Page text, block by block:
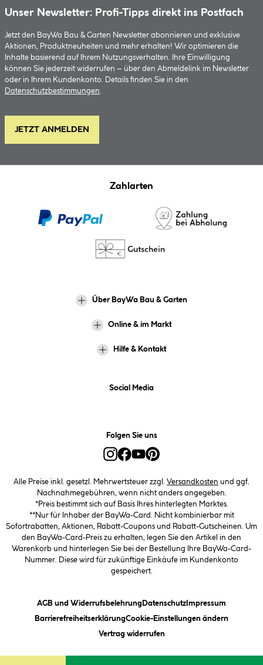
Unser Newsletter: Profi-Tipps direkt ins Postfach
Jetzt den BayWa Bau & Garten Newsletter abonnieren und exklusive
Aktionen, Produktneuheiten und mehr erhalten! Wir optimieren die
Inhalte basierend auf Ihrem Nutzungsverhalten. Ihre Einwilligung
können Sie jederzeit widerrufen – über den Abmeldelink im Newsletter
oder in Ihrem Kundenkonto. Details finden Sie in den
Datenschutzbestimmungen.
JETZT ANMELDEN
Zahlarten
Über BayWa Bau & Garten
Online & im Markt
Hilfe & Kontakt
Social Media
Folgen Sie uns
Alle Preise inkl. gesetzl. Mehrwertsteuer zzgl. Versandkosten und ggf.
Nachnahmegebühren, wenn nicht anders angegeben.
*Preis bestimmt sich auf Basis Ihres hinterlegten Marktes.
**Nur für Inhaber der BayWa-Card. Nicht kombinierbar mit
Sofortrabatten, Aktionen, Rabatt-Coupons und Rabatt-Gutscheinen. Um
den BayWa-Card-Preis zu erhalten, legen Sie den Artikel in den
Warenkorb und hinterlegen Sie bei der Bestellung Ihre BayWa-Card-
Nummer. Diese wird für zukünftige Einkäufe im Kundenkonto
gespeichert.
AGB und Widerrufsbelehrung (öffnet ein Dialogfeld)
Datenschutz(öffnet ein Dialogfeld)
Impressum
Barrierefreiheitserklärung(öffnet ein Dialogfeld)
Cookie-Einstellungen ändern(öffnet
Vertrag widerrufen